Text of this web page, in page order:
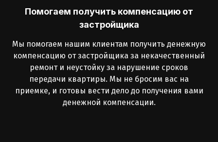
Помогаем получить компенсацию от
застройщика
Мы помогаем нашим клиентам получить денежную
компенсацию от застройщика за некачественный
ремонт и неустойку за нарушение сроков
передачи квартиры. Мы не бросим вас на
приемке, и готовы вести дело до получения вами
денежной компенсации.